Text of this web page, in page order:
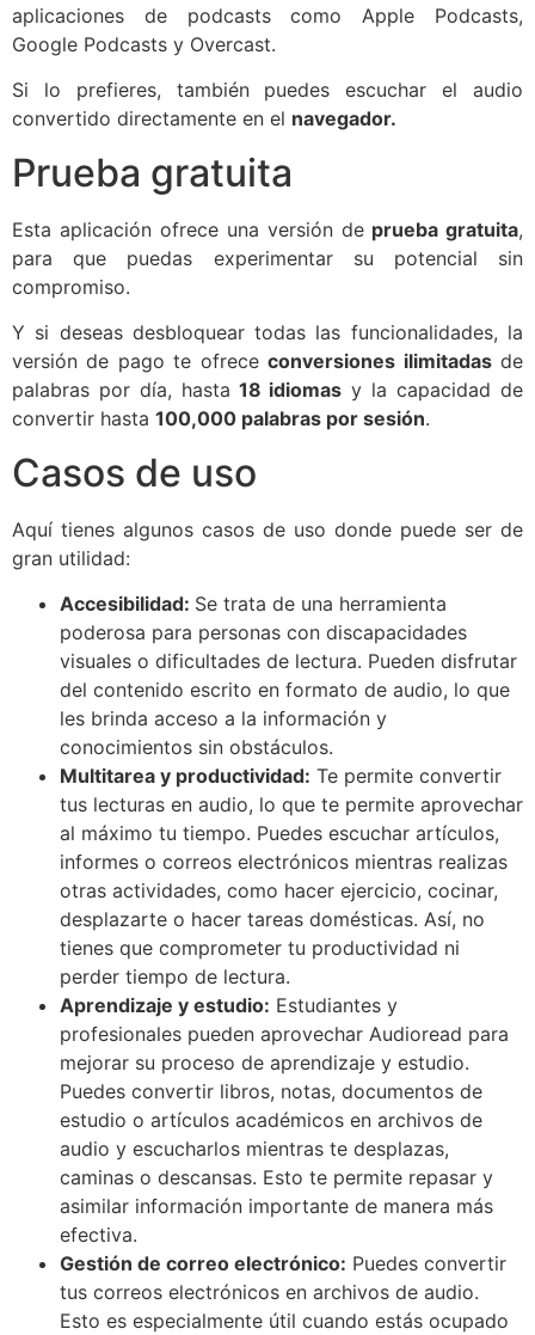
aplicaciones de podcasts como Apple Podcasts,
Google Podcasts y Overcast.
Si lo prefieres, también puedes escuchar el audio
convertido directamente en el navegador.
Prueba gratuita
Esta aplicación ofrece una versión de prueba gratuita,
para que puedas experimentar su potencial sin
compromiso.
Y si deseas desbloquear todas las funcionalidades, la
versión de pago te ofrececonversiones ilimitadasde
palabras por día, hasta 18 idiomas y la capacidad de
convertir hasta 100,000 palabras por sesión.
Casos de uso
Aquí tienes algunos casos de uso donde puede ser de
gran utilidad:
Accesibilidad: Se trata de una herramienta
poderosa para personas con discapacidades
visuales o dificultades de lectura. Pueden disfrutar
del contenido escrito en formato de audio, lo que
les brinda acceso a la información y
conocimientos sin obstáculos.
Multitarea y productividad: Te permite convertir
tus lecturas en audio, lo que te permite aprovechar
al máximo tu tiempo. Puedes escuchar artículos,
informes o correos electrónicos mientras realizas
otras actividades, como hacer ejercicio, cocinar,
desplazarte o hacer tareas domésticas. Así, no
tienes que comprometer tu productividad ni
perder tiempo de lectura.
Aprendizaje y estudio: Estudiantes y
profesionales pueden aprovechar Audioread para
mejorar su proceso de aprendizaje y estudio.
Puedes convertir libros, notas, documentos de
estudio o artículos académicos en archivos de
audio y escucharlos mientras te desplazas,
caminas o descansas. Esto te permite repasar y
asimilar información importante de manera más
efectiva.
Gestión de correo electrónico: Puedes convertir
tus correos electrónicos en archivos de audio.
Esto es especialmente útil cuando estás ocupado